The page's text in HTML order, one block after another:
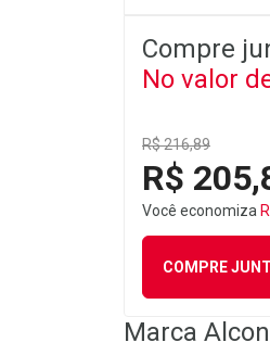
Compre
No valor
R$ 216,89
R$
Você economiza
COMPRE
Marca Alcon